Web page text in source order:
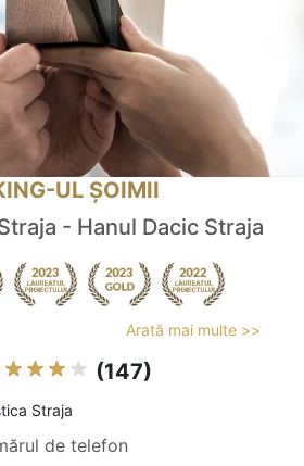
UL ȘOIMII
- Hanul Dacic Straja
Arată mai multe >>
(147)
Straja
de telefon